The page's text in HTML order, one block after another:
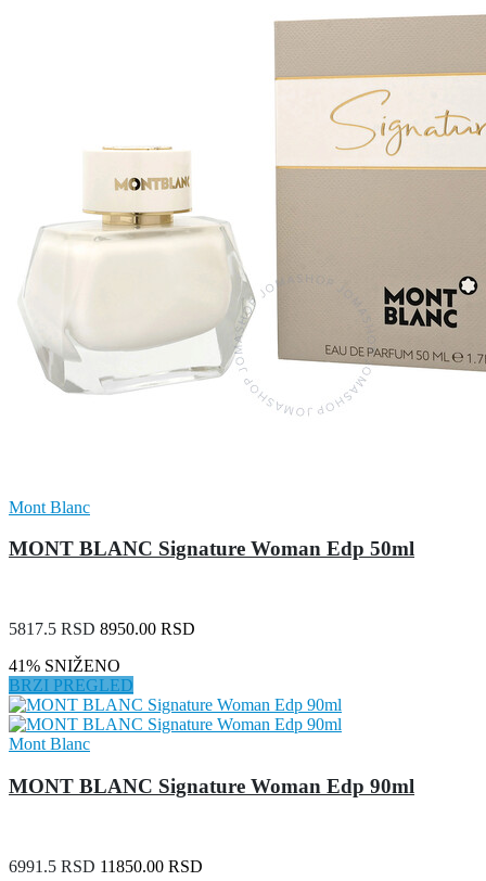
Mont Blanc
MONT BLANC Signature Woman Edp 50ml
5817.5 RSD 8950.00 RSD
41% SNIŽENO
BRZI PREGLED
Mont Blanc
MONT BLANC Signature Woman Edp 90ml
6991.5 RSD 11850.00 RSD